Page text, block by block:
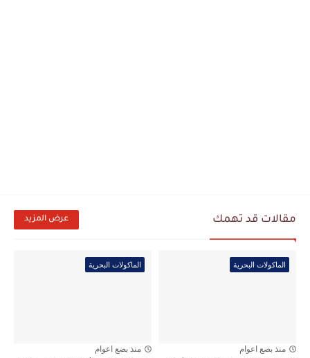
مقالات قد تهمك عرض المزيد
الماكولات البحرية
منذ بضع اعوام
الماكولات البحرية
منذ بضع اعوام